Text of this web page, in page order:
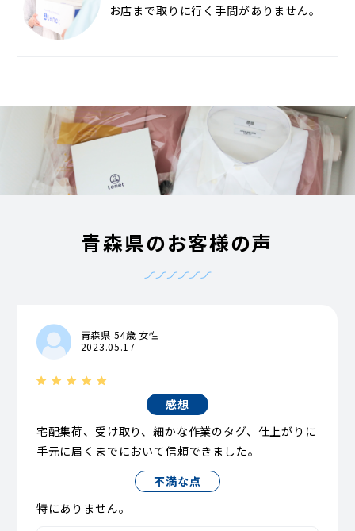
お店まで取りに行く手間がありません。
青森県のお客様の声
青森県 54歳 女性
2023.05.17
感想
宅配集荷、受け取り、細かな作業のタグ、仕上がりに
手元に届くまでにおいて信頼できました。
不満な点
特にありません。